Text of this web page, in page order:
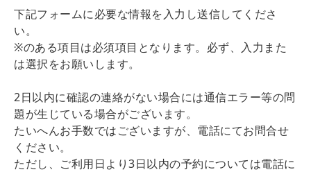
下記フォームに必要な情報を入力し送信してくださ
い。
※のある項目は必須項目となります。必ず、入力また
は選択をお願いします。
2日以内に確認の連絡がない場合には通信エラー等の問
題が生じている場合がございます。
たいへんお手数ではございますが、電話にてお問合せ
ください。
ただし、ご利用日より3日以内の予約については電話に